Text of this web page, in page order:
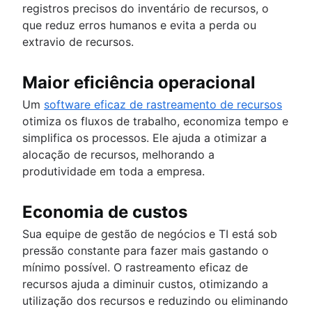
registros precisos do inventário de recursos, o
que reduz erros humanos e evita a perda ou
extravio de recursos.
Maior eficiência operacional
Um software eficaz de rastreamento de recursos
otimiza os fluxos de trabalho, economiza tempo e
simplifica os processos. Ele ajuda a otimizar a
alocação de recursos, melhorando a
produtividade em toda a empresa.
Economia de custos
Sua equipe de gestão de negócios e TI está sob
pressão constante para fazer mais gastando o
mínimo possível. O rastreamento eficaz de
recursos ajuda a diminuir custos, otimizando a
utilização dos recursos e reduzindo ou eliminando